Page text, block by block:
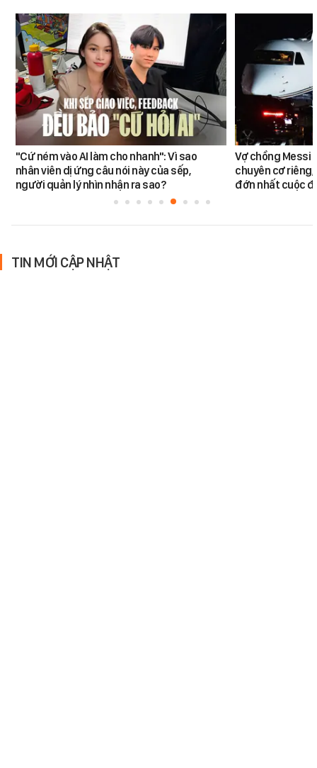
"Cứ ném vào AI làm cho nhanh": Vì sao
nhân viên dị ứng câu nói này của sếp,
người quản lý nhìn nhận ra sao?
Vợ chồng Messi
chuyên cơ
đớn nhất cuộc
TIN MỚI CẬP NHẬT